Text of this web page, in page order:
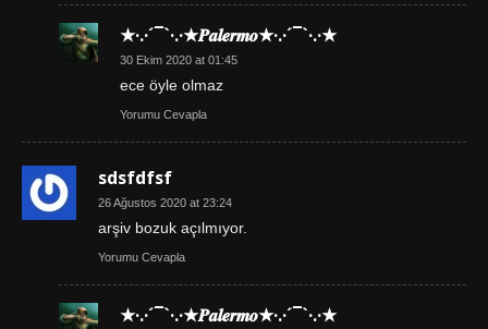
★·.·´¯`·.·★𝑷𝒂𝒍𝒆𝒓𝒎𝒐★·.·´¯`·.·★
30 Ekim 2020 at 01:45
ece öyle olmaz
Yorumu Cevapla
sdsfdfsf
26 Ağustos 2020 at 23:24
arşiv bozuk açılmıyor.
Yorumu Cevapla
★·.·´¯`·.·★𝑷𝒂𝒍𝒆𝒓𝒎𝒐★·.·´¯`·.·★